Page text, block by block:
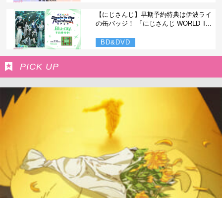
【にじさんじ】早期予約特典は伊波ライ
の缶バッジ！ 「にじさんじ WORLD T...
BD&DVD
PICK UP